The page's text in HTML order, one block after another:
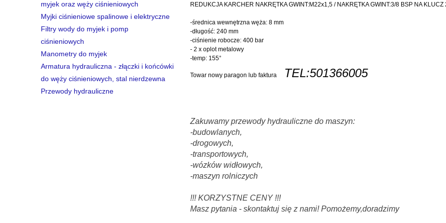
myjek oraz węży ciśnieniowych
Myjki ciśnieniowe spalinowe i elektryczne
Filtry wody do myjek i pomp
ciśnieniowych
Manometry do myjek
Armatura hydrauliczna - złączki i końcówki
do węży ciśnieniowych, stal nierdzewna
Przewody hydrauliczne
REDUKCJA KARCHER NAKRĘTKA GWINT:M22x1,5 / NAKRĘTKA GWINT:3/8 BSP NA
-średnica wewnętrzna węża: 8 mm
-długość: 240 mm
-ciśnienie robocze: 400 bar
- 2 x oplot metalowy
-temp: 155°
Towar nowy paragon lub faktura TEL:501366005
Zakuwamy przewody hydrauliczne do maszyn:
-budowlanych,
-drogowych,
-transportowych,
-wózków widłowych,
-maszyn rolniczych
!!! KORZYSTNE CENY !!!
Masz pytania - skontaktuj się z nami! Pomożemy,doradzimy